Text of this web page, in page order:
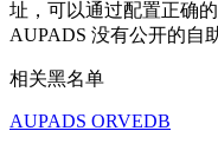
址，可以通过配置正确的
AUPADS 没有公开的自
相关黑名单
AUPADS ORVEDB